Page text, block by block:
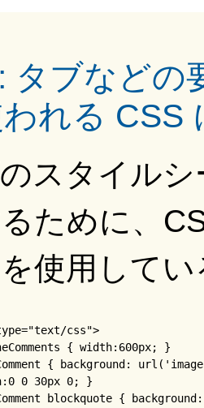
タブなどの
れる CSS
スタイル
るために、
使用してい
css">
{ width:600px; }
{ background:
0 30px 0; }
blockquote {